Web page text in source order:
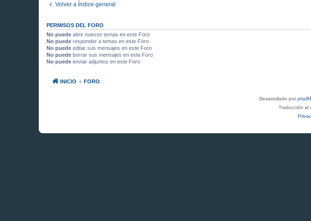
Volver a Índice general
PERMISOS DEL FORO
No puede abrir nuevos temas en este Foro
No puede responder a temas en este Foro
No puede editar sus mensajes en este Foro
No puede borrar sus mensajes en este Foro
No puede enviar adjuntos en este Foro
INICIO FORO
Desarrollado por
Traducción al